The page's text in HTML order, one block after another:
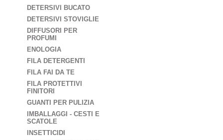
DETERSIVI BUCATO
DETERSIVI STOVIGLIE
DIFFUSORI PER
PROFUMI
ENOLOGIA
FILA DETERGENTI
FILA FAI DA TE
FILA PROTETTIVI
FINITORI
GUANTI PER PULIZIA
IMBALLAGGI - CESTI E
SCATOLE
INSETTICIDI